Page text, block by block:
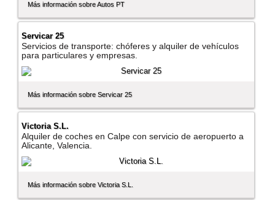
Más información sobre Autos PT
Servicar 25
Servicios de transporte: chóferes y alquiler de vehí­culos
para particulares y empresas.
Más información sobre Servicar 25
Victoria S.L.
Alquiler de coches en Calpe con servicio de aeropuerto a
Alicante, Valencia.
Más información sobre Victoria S.L.